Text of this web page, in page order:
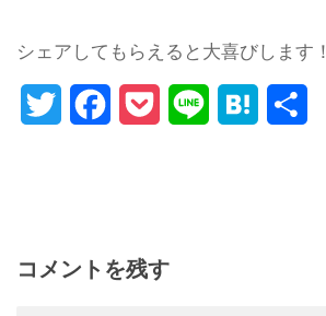
シェアしてもらえると大喜びします！
Twitter FacebookPocket Line Hatena
コメントを残す